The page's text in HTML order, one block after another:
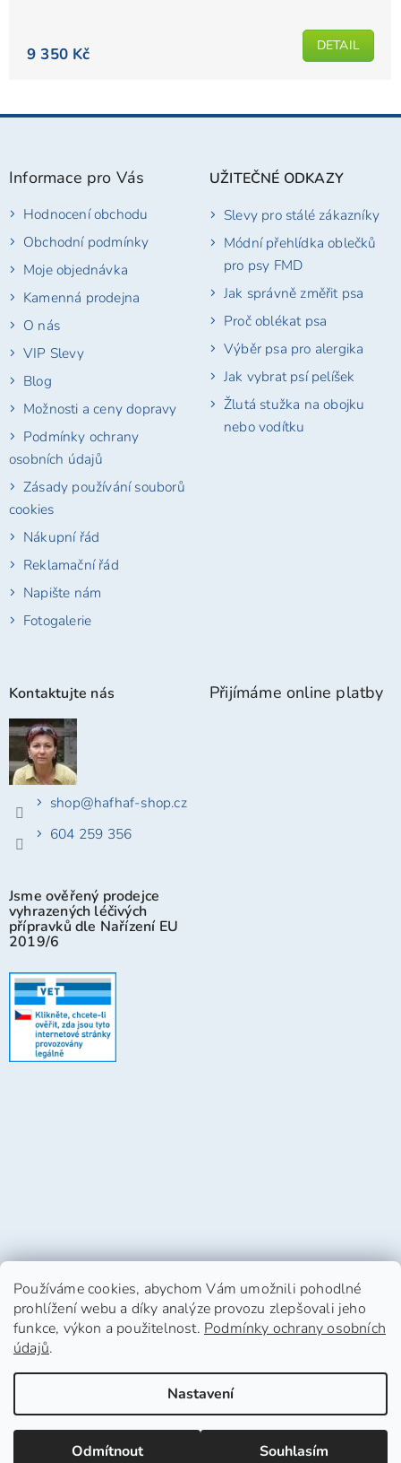
Používáme cookies, abychom Vám umožnili pohodlné
prohlížení webu a díky analýze provozu zlepšovali jeho
funkce, výkon a použitelnost. Podmínky ochrany osobních
údajů.
Nastavení
Odmítnout Souhlasím
9 350 Kč DETAIL
Z
Informace pro Vás
Hodnocení obchodu
Obchodní podmínky
Moje objednávka
Kamenná prodejna
O nás
VIP Slevy
Blog
Možnosti a ceny dopravy
Podmínky ochrany
osobních údajů
Zásady používání souborů
cookies
Nákupní řád
Reklamační řád
Napište nám
Fotogalerie
UŽITEČNÉ ODKAZY
Slevy pro stálé zákazníky
Módní přehlídka oblečků
pro psy FMD
Jak správně změřit psa
Proč oblékat psa
Výběr psa pro alergika
Jak vybrat psí pelíšek
Žlutá stužka na obojku
nebo vodítku
Kontaktujte nás
shop@hafhaf-shop.cz
604 259 356
Jsme ověřený prodejce
vyhrazených léčivých
přípravků dle Nařízení EU
2019/6
Přijímáme online platby
Vytvořil Shoptet
Copyright 2026
. Všechna práva